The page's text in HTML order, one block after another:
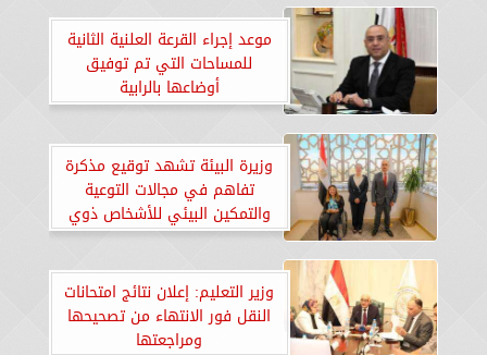
موعد إجراء القرعة العلنية الثانية
للمساحات التي تم توفيق
أوضاعها بالرابية
وزيرة البيئة تشهد توقيع مذكرة
تفاهم في مجالات التوعية
والتمكين البيئي للأشخاص ذوي
الإعاقة
وزير التعليم: إعلان نتائج امتحانات
النقل فور الانتهاء من تصحيحها
ومراجعتها